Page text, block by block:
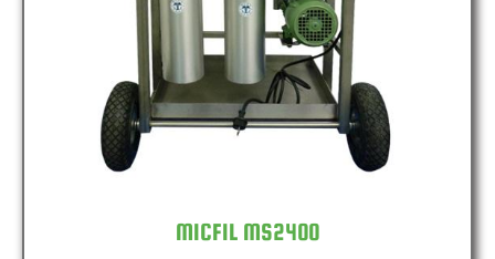
MICFIL MS2400
MICFIL MS2400